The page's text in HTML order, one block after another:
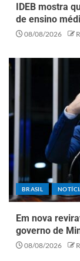
IDEB mostra
de ensino
08/08/2026
BRASIL
Em nova
governo de
08/08/2026